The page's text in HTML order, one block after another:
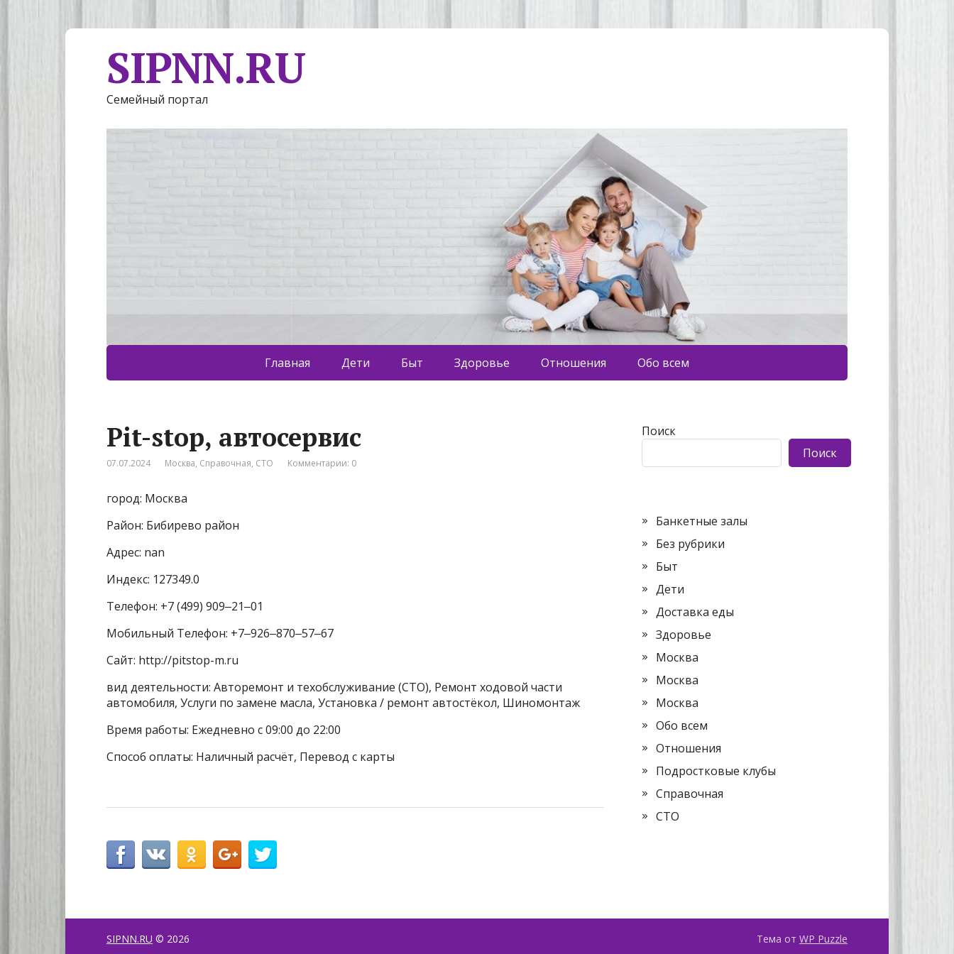
SIPNN.RU
Семейный портал
Главная Дети Быт Здоровье Отношения Обо всем
Pit-stop, автосервис
07.07.2024 Москва, Справочная, СТО Комментарии: 0
город: Москва
Район: Бибирево район
Адрес: nan
Индекс: 127349.0
Телефон: +7 (499) 909‒21‒01
Мобильный Телефон: +7‒926‒870‒57‒67
Сайт: http://pitstop-m.ru
вид деятельности: Авторемонт и техобслуживание (СТО), Ремонт ходовой части
автомобиля, Услуги по замене масла, Установка / ремонт автостёкол, Шиномонтаж
Время работы: Ежедневно с 09:00 до 22:00
Способ оплаты: Наличный расчёт, Перевод с карты
Поиск
Поиск
Банкетные залы
Без рубрики
Быт
Дети
Доставка еды
Здоровье
Москва
Москва
Москва
Обо всем
Отношения
Подростковые клубы
Справочная
СТО
SIPNN.RU © 2026 Тема от WP Puzzle